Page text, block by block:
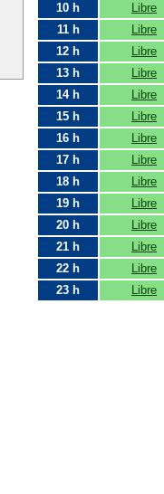
10 h
Libre
11 h
Libre
12 h
Libre
13 h
Libre
14 h
Libre
15 h
Libre
16 h
Libre
17 h
Libre
18 h
Libre
19 h
Libre
20 h
Libre
21 h
Libre
22 h
Libre
23 h
Libre